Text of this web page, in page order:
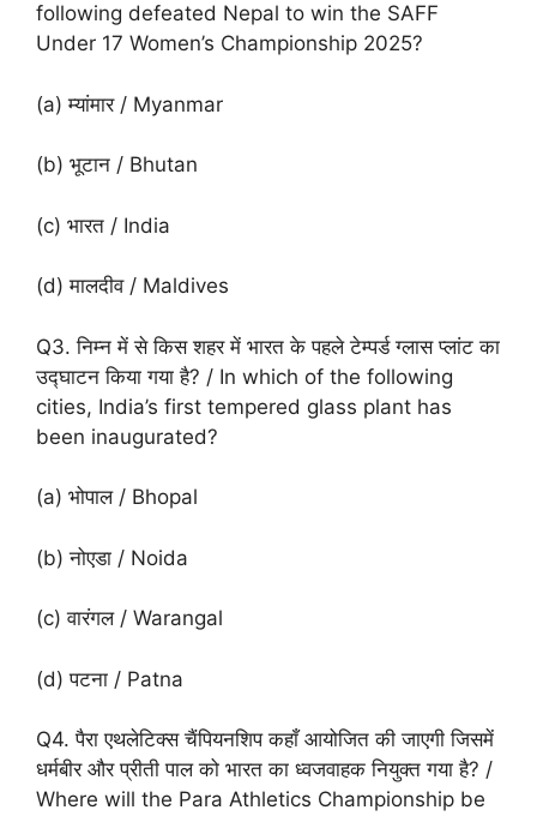
following defeated Nepal to win the SAFF
Under 17 Women’s Championship 2025?
(a) म्यांमार / Myanmar
(b) भूटान / Bhutan
(c) भारत / India
(d) मालदीव / Maldives
Q3. निम्न में से किस शहर में भारत के पहले टेम्पर्ड ग्लास प्लांट का
उद्घाटन किया गया है? / In which of the following
cities, India’s first tempered glass plant has
been inaugurated?
(a) भोपाल / Bhopal
(b) नोएडा / Noida
(c) वारंगल / Warangal
(d) पटना / Patna
Q4. पैरा एथलेटिक्स चैंपियनशिप कहाँ आयोजित की जाएगी जिसमें
धर्मबीर और प्रीती पाल को भारत का ध्वजवाहक नियुक्त गया है? /
Where will the Para Athletics Championship be